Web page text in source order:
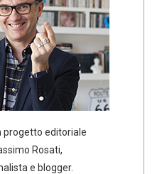
progetto editoriale
Rosati,
e blogger.